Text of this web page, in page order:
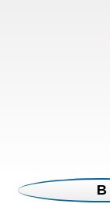
В